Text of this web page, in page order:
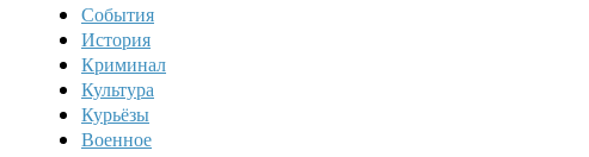
События
История
Криминал
Культура
Курьёзы
Военное